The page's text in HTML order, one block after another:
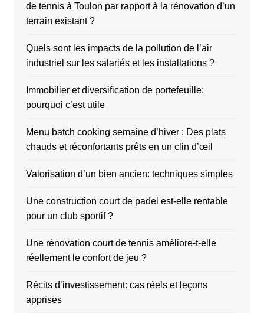
de tennis à Toulon par rapport à la rénovation d’un
terrain existant ?
Quels sont les impacts de la pollution de l’air
industriel sur les salariés et les installations ?
Immobilier et diversification de portefeuille:
pourquoi c’est utile
Menu batch cooking semaine d’hiver : Des plats
chauds et réconfortants prêts en un clin d’œil
Valorisation d’un bien ancien: techniques simples
Une construction court de padel est-elle rentable
pour un club sportif ?
Une rénovation court de tennis améliore-t-elle
réellement le confort de jeu ?
Récits d’investissement: cas réels et leçons
apprises